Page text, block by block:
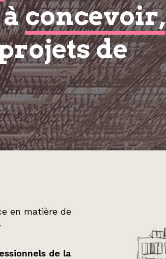
àconcevoir,
de
en matière de
de la